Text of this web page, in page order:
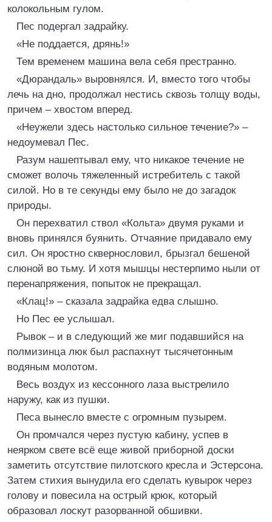
колокольным гулом.
Пес подергал задрайку.
«Не поддается, дрянь!»
Тем временем машина вела себя престранно.
«Дюрандаль» выровнялся. И, вместо того чтобы
лечь на дно, продолжал нестись сквозь толщу воды,
причем – хвостом вперед.
«Неужели здесь настолько сильное течение?» –
недоумевал Пес.
Разум нашептывал ему, что никакое течение не
сможет волочь тяжеленный истребитель с такой
силой. Но в те секунды ему было не до загадок
природы.
Он перехватил ствол «Кольта» двумя руками и
вновь принялся буянить. Отчаяние придавало ему
сил. Он яростно сквернословил, брызгал бешеной
слюной во тьму. И хотя мышцы нестерпимо ныли от
перенапряжения, попыток не прекращал.
«Клац!» – сказала задрайка едва слышно.
Но Пес ее услышал.
Рывок – и в следующий же миг подавшийся на
полмизинца люк был распахнут тысячетонным
водяным молотом.
Весь воздух из кессонного лаза выстрелило
наружу, как из пушки.
Песа вынесло вместе с огромным пузырем.
Он промчался через пустую кабину, успев в
неярком свете всё еще живой приборной доски
заметить отсутствие пилотского кресла и Эстерсона.
Затем стихия вынудила его сделать кувырок через
голову и повесила на острый крюк, который
образовал лоскут разорванной обшивки.